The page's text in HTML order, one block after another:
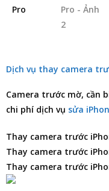
Dịch vụ thay camera
Camera trước mờ, cần
chi phí dịch vụ sửa
Thay camera trước
Thay camera trước
Thay camera trước